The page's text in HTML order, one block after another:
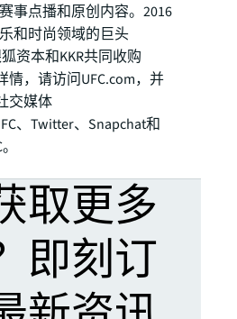
事点播和原创内容。2016
和时尚领域的巨头
资本和KKR共同收购
情，请访问UFC.com，并
交媒体
、Twitter、Snapchat和
取更多
即刻订